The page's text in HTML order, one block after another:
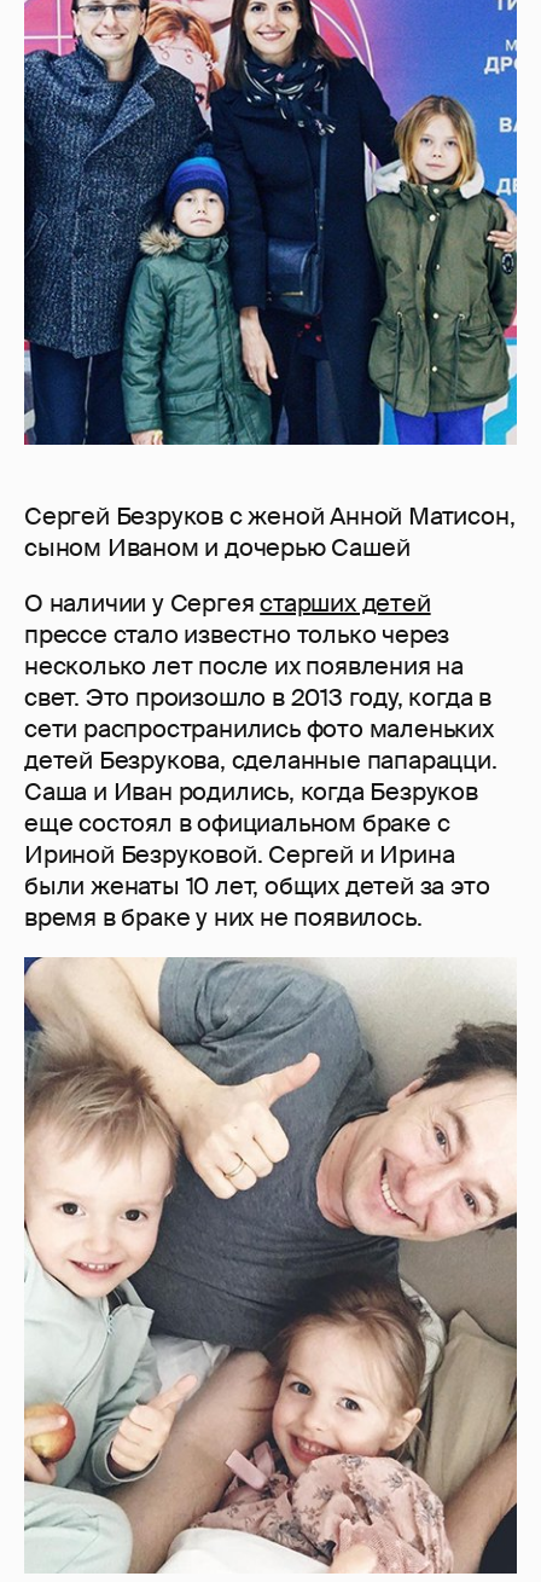
Сергей Безруков с женой Анной Матисон,
сыном Иваном и дочерью Сашей
О наличии у Сергеястарших детей
прессе стало известно только через
несколько лет после их появления на
свет. Это произошло в 2013 году, когда в
сети распространились фото маленьких
детей Безрукова, сделанные папарацци.
Саша и Иван родились, когда Безруков
еще состоял в официальном браке с
Ириной Безруковой. Сергей и Ирина
были женаты 10 лет, общих детей за это
время в браке у них не появилось.